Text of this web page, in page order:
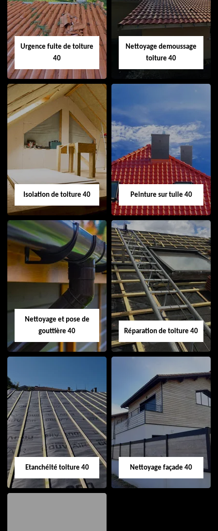
cheminée 40
Urgence fuite de toiture
40
Urgence fuite de
toiture 40
Nettoyage demoussage
toiture 40
Nettoyage
demoussage
toiture 40
Isolation de toiture 40
Isolation de toiture
40
Peinture sur tuile 40
Peinture sur tuile
40
Nettoyage et pose de
gouttière 40
Nettoyage et pose
de gouttière 40
Réparation de toiture 40
Réparation de
toiture 40
Etanchéité toiture 40 Nettoyage façade 40